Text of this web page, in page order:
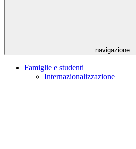
navigazione
Famiglie e studenti
Internazionalizzazione